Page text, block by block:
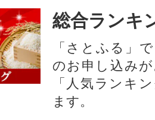
総合ランキ
「さとふる」
のお申し込み
「人気ランキ
ます。